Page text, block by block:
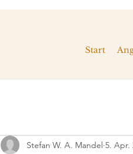
Start
Stefan W. A. Mandel 5. Apr.